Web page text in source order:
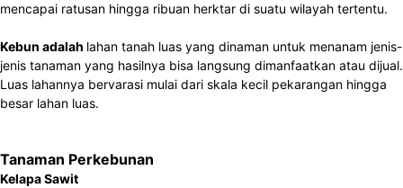
mencapai ratusan hingga ribuan herktar di suatu wilayah tertentu.
Kebun adalah lahan tanah luas yang dinaman untuk menanam jenis-
jenis tanaman yang hasilnya bisa langsung dimanfaatkan atau dijual.
Luas lahannya bervarasi mulai dari skala kecil pekarangan hingga
besar lahan luas.
Tanaman Perkebunan
Kelapa Sawit